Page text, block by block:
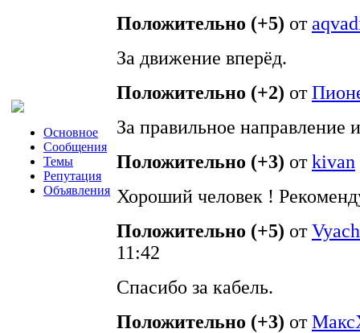
Основное
Сообщения
Темы
Репутация
Объявления
Положительно (+5) от
За движение вперёд.
Положительно (+2) от
За правильное направление
Положительно (+3) отkivan
Хороший человек !
Положительно (+5) от
11:42
Спасибо за кабель.
Положительно (+3) от